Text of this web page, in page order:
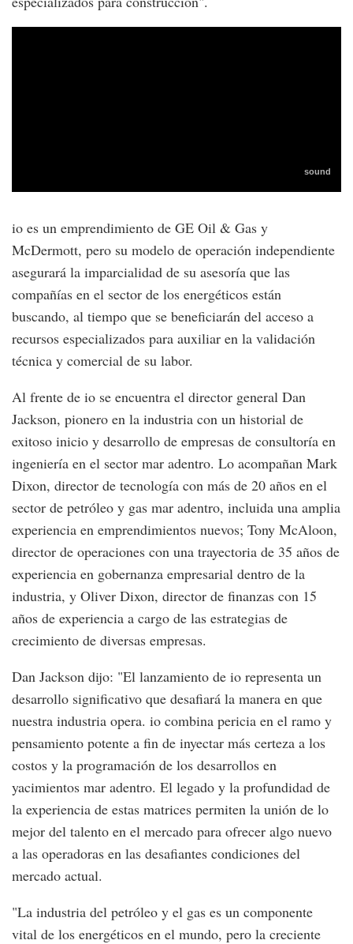
io es un emprendimiento de GE Oil & Gas y
McDermott, pero su modelo de operación independiente
asegurará la imparcialidad de su asesoría que las
compañías en el sector de los energéticos están
buscando, al tiempo que se beneficiarán del acceso a
recursos especializados para auxiliar en la validación
técnica y comercial de su labor.
Al frente de io se encuentra el director general Dan
Jackson, pionero en la industria con un historial de
exitoso inicio y desarrollo de empresas de consultoría en
ingeniería en el sector mar adentro. Lo acompañan Mark
Dixon, director de tecnología con más de 20 años en el
sector de petróleo y gas mar adentro, incluida una amplia
experiencia en emprendimientos nuevos; Tony McAloon,
director de operaciones con una trayectoria de 35 años de
experiencia en gobernanza empresarial dentro de la
industria, y Oliver Dixon, director de finanzas con 15
años de experiencia a cargo de las estrategias de
crecimiento de diversas empresas.
Dan Jackson dijo: "El lanzamiento de io representa un
desarrollo significativo que desafiará la manera en que
nuestra industria opera. io combina pericia en el ramo y
pensamiento potente a fin de inyectar más certeza a los
costos y la programación de los desarrollos en
yacimientos mar adentro. El legado y la profundidad de
la experiencia de estas matrices permiten la unión de lo
mejor del talento en el mercado para ofrecer algo nuevo
a las operadoras en las desafiantes condiciones del
mercado actual.
"La industria del petróleo y el gas es un componente
vital de los energéticos en el mundo, pero la creciente